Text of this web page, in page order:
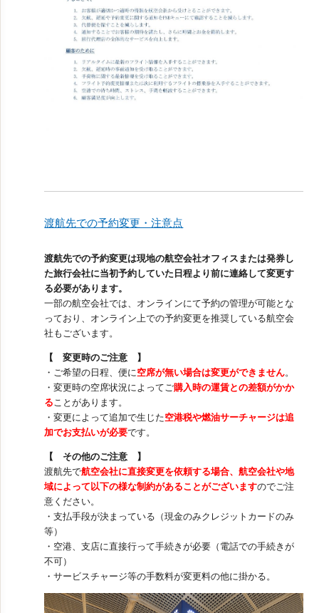
渡航先での予約変更・注意点
渡航先での予約変更は現地の航空会社オフィスまたは発券し
た旅行会社に当初予約していた日程より前に連絡して変更す
る必要があります。
一部の航空会社では、オンラインにて予約の管理が可能とな
っており、オンライン上での予約変更を推奨している航空会
社もございます。
【 変更時のご注意 】
・ご希望の日程、便に空席が無い場合は変更ができません。
・変更時の空席状況によってご購入時の運賃との差額がかか
ることがあります。
・変更によって追加で生じた空港税や燃油サーチャージは追
加でお支払いが必要です。
【 その他のご注意 】
渡航先で航空会社に直接変更を依頼する場合、航空会社や地
域によって以下の様な制約があることがございますのでご注
意ください。
・支払手段が決まっている（現金のみクレジットカードのみ
等）
・空港、支店に直接行って手続きが必要（電話での手続きが
不可）
・サービスチャージ等の手数料が変更料の他に掛かる。